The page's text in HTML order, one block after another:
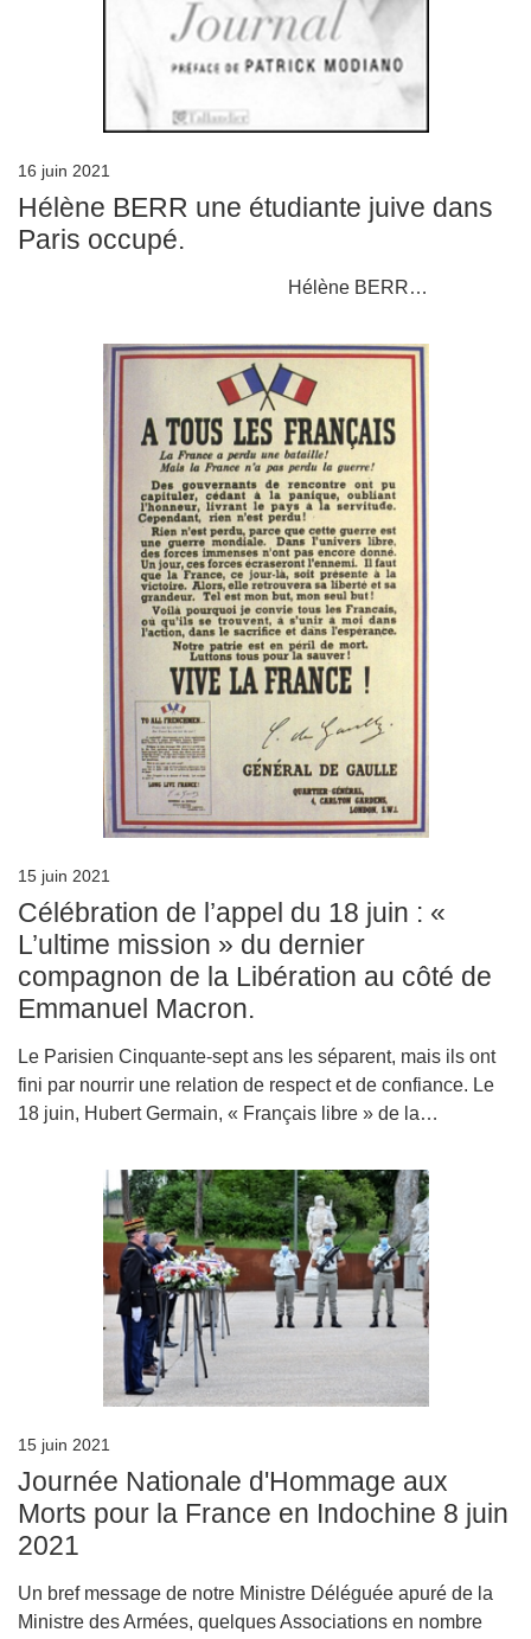
16 juin 2021
Hélène BERR une étudiante juive dans
Paris occupé.
Hélène BERR…
15 juin 2021
Célébration de l’appel du 18 juin : «
L’ultime mission » du dernier
compagnon de la Libération au côté de
Emmanuel Macron.
Le Parisien Cinquante-sept ans les séparent, mais ils ont
fini par nourrir une relation de respect et de confiance. Le
18 juin, Hubert Germain, « Français libre » de la…
15 juin 2021
Journée Nationale d'Hommage aux
Morts pour la France en Indochine 8 juin
2021
Un bref message de notre Ministre Déléguée apuré de la
Ministre des Armées, quelques Associations en nombre